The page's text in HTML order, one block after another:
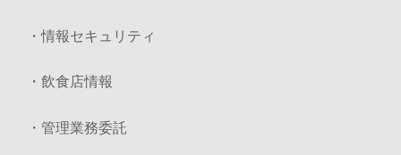
・情報セキュリティ
・飲食店情報
・管理業務委託